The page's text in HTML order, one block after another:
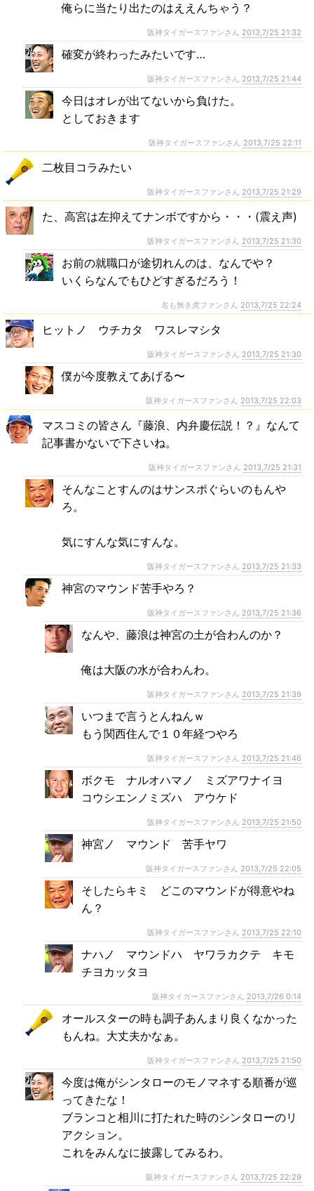
俺らに当たり出たのはええんちゃう？
阪神タイガースファンさん 2013,7/25 21:32
確変が終わったみたいです…
阪神タイガースファンさん 2013,7/25 21:44
今日はオレが出てないから負けた。
としておきます
阪神タイガースファンさん 2013,7/25 22:11
二枚目コラみたい
阪神タイガースファンさん 2013,7/25 21:29
た、高宮は左抑えてナンボですから・・・(震え声)
阪神タイガースファンさん 2013,7/25 21:30
お前の就職口が途切れんのは、なんでや？
いくらなんでもひどすぎるだろう！
名も無き虎ファンさん 2013,7/25 22:24
ヒットノ ウチカタ ワスレマシタ
阪神タイガースファンさん 2013,7/25 21:30
僕が今度教えてあげる〜
阪神タイガースファンさん 2013,7/25 22:03
マスコミの皆さん『藤浪、内弁慶伝説！？』なんて
記事書かないで下さいね。
阪神タイガースファンさん 2013,7/25 21:31
そんなことすんのはサンスポぐらいのもんや
ろ。
気にすんな気にすんな。
阪神タイガースファンさん 2013,7/25 21:33
神宮のマウンド苦手やろ？
阪神タイガースファンさん 2013,7/25 21:36
なんや、藤浪は神宮の土が合わんのか？
俺は大阪の水が合わんわ。
阪神タイガースファンさん 2013,7/25 21:39
いつまで言うとんねんｗ
もう関西住んで１０年経つやろ
阪神タイガースファンさん 2013,7/25 21:46
ボクモ ナルオハマノ ミズアワナイヨ
コウシエンノミズハ アウケド
阪神タイガースファンさん 2013,7/25 21:50
神宮ノ マウンド 苦手ヤワ
阪神タイガースファンさん 2013,7/25 22:05
そしたらキミ どこのマウンドが得意やね
ん？
阪神タイガースファンさん 2013,7/25 22:10
ナハノ マウンドハ ヤワラカクテ キモ
チヨカッタヨ
阪神タイガースファンさん 2013,7/26 0:14
オールスターの時も調子あんまり良くなかった
もんね。大丈夫かなぁ。
阪神タイガースファンさん 2013,7/25 21:50
今度は俺がシンタローのモノマネする順番が巡
ってきたな！
ブランコと相川に打たれた時のシンタローのリ
アクション。
これをみんなに披露してみるわ。
阪神タイガースファンさん 2013,7/25 22:29